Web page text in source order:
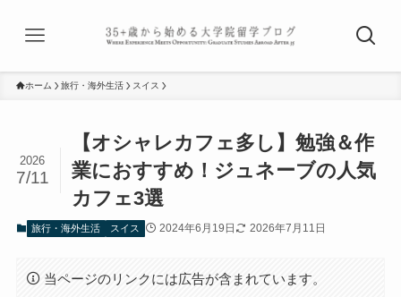
ホーム 旅行・海外生活 スイス
【オシャレカフェ多し】勉強＆作
業におすすめ！ジュネーブの人気
カフェ3選
2026
7/11
旅行・海外生活 スイス 2024年6月19日 2026年7月11日
当ページのリンクには広告が含まれています。